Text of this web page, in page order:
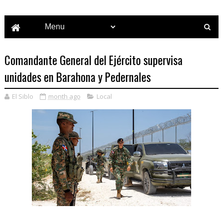
Comandante General del Ejército supervisa
unidades en Barahona y Pedernales
El Siblo month ago Local